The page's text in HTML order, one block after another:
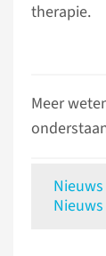
therapie.
Meer